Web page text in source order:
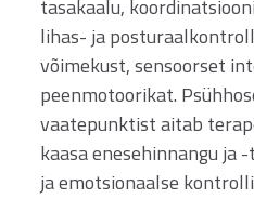
tasakaalu,
lihas- ja
võimekust, sensoorset
peenmotoorikat.
vaatepunktist aitab
kaasa enesehinnangu ja
ja emotsionaalse